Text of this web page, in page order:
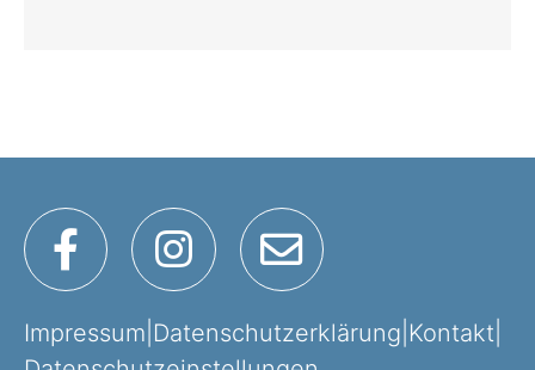
Impressum Datenschutzerklärung Kontakt